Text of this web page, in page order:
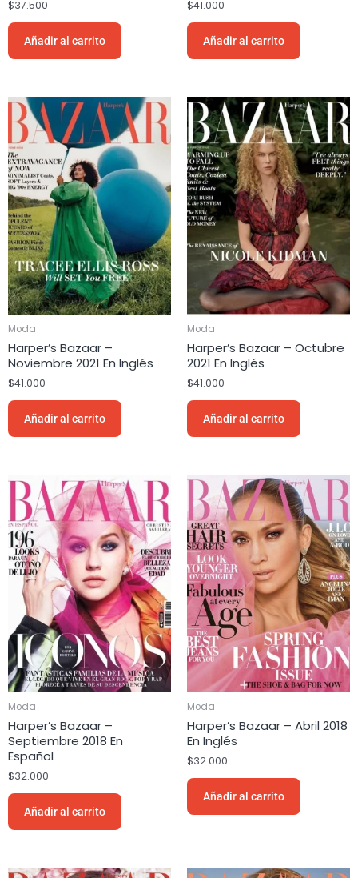
$37.500
Añadir al carrito
$41.000
Añadir al carrito
Moda
Harper’s Bazaar –
Noviembre 2021 En Inglés
$41.000
Añadir al carrito
Moda
Harper’s Bazaar – Octubre
2021 En Inglés
$41.000
Añadir al carrito
Moda
Harper’s Bazaar –
Septiembre 2018 En
Español
$32.000
Añadir al carrito
Moda
Harper’s Bazaar – Abril 2018
En Inglés
$32.000
Añadir al carrito